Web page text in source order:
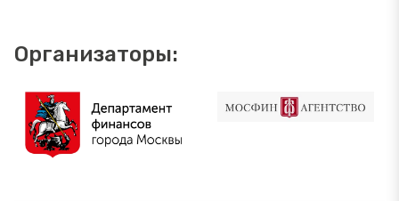
Организаторы: